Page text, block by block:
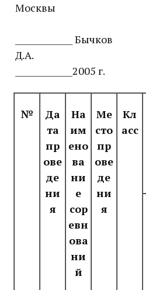
Москвы
______________ Бычков
Д.А.
______________2005 г.
№
Да
та
пр
ове
де
ни
я
На
им
ено
ва
ни
е
сор
евн
ова
ни
й
Ме
сто
пр
ове
де
ни
я
Кл
асс